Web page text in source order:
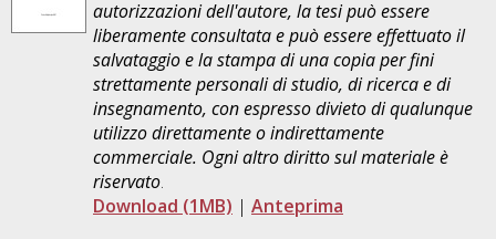
autorizzazioni dell'autore, la tesi può essere
liberamente consultata e può essere effettuato il
salvataggio e la stampa di una copia per fini
strettamente personali di studio, di ricerca e di
insegnamento, con espresso divieto di qualunque
utilizzo direttamente o indirettamente
commerciale. Ogni altro diritto sul materiale è
riservato.
Download (1MB) | Anteprima